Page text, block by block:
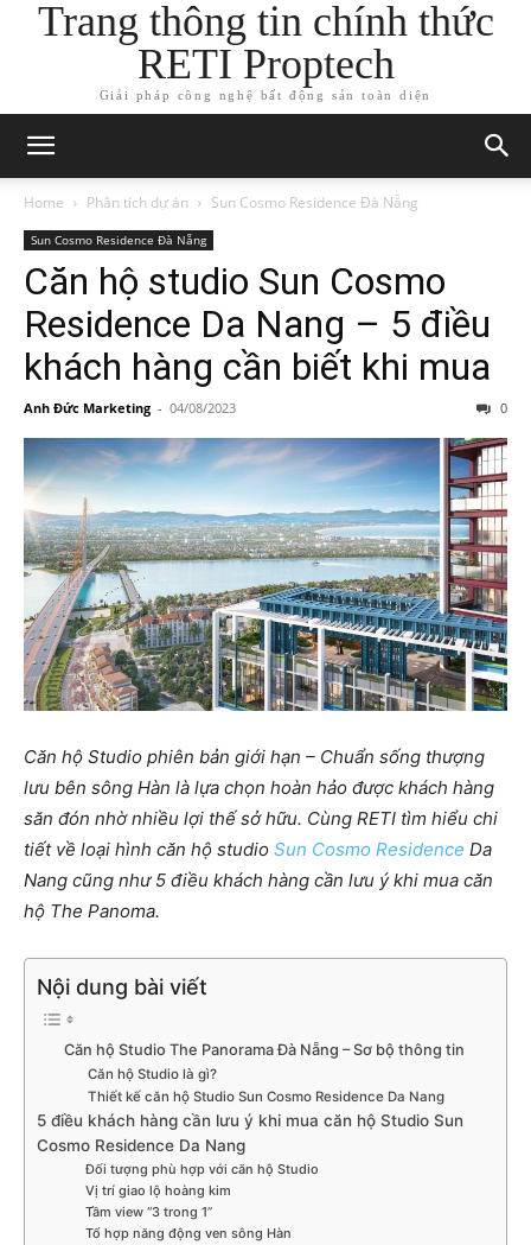
Trang thông tin chính thức
RETI Proptech
Giải pháp công nghệ bất động sản toàn diện
Home Phân tích dự án Sun Cosmo Residence Đà Nẵng
Sun Cosmo Residence Đà Nẵng
Căn hộ studio Sun Cosmo
Residence Da Nang – 5 điều
khách hàng cần biết khi mua
Anh Đức Marketing - 04/08/2023 0
Căn hộ Studio phiên bản giới hạn – Chuẩn sống thượng
lưu bên sông Hàn là lựa chọn hoàn hảo được khách hàng
săn đón nhờ nhiều lợi thế sở hữu. Cùng RETI tìm hiểu chi
tiết về loại hình căn hộ studio Sun Cosmo Residence Da
Nang cũng như 5 điều khách hàng cần lưu ý khi mua căn
hộ The Panoma.
Nội dung bài viết
Căn hộ Studio The Panorama Đà Nẵng – Sơ bộ thông tin
Căn hộ Studio là gì?
Thiết kế căn hộ Studio Sun Cosmo Residence Da Nang
5 điều khách hàng cần lưu ý khi mua căn hộ Studio Sun
Cosmo Residence Da Nang
Đối tượng phù hợp với căn hộ Studio
Vị trí giao lộ hoàng kim
Tầm view “3 trong 1”
Tổ hợp năng động ven sông Hàn